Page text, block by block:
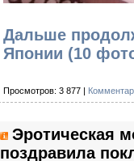
Дальше
Японии (10
Просмотров: 3 877 |
Эротическая
поздравила